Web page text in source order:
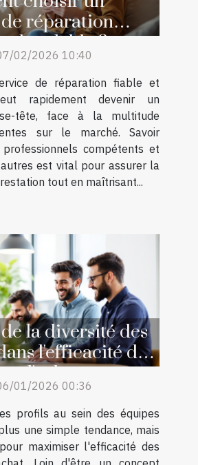
réparation
abordable ?
02/2026 10:40
de réparation fiable et
rapidement devenir un
tête, face à la multitude
sur le marché. Savoir
compétents et
est vital pour assurer la
tout en maîtrisant...
la diversité des
l'efficacité des
d'achat
01/2026 00:36
profils au sein des équipes
une simple tendance, mais
maximiser l'efficacité des